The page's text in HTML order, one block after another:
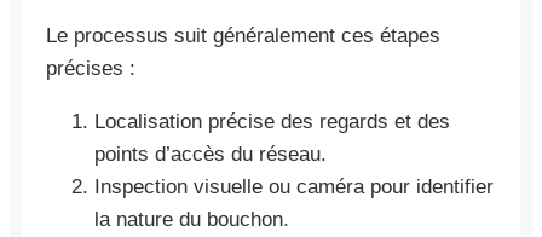
Le processus suit généralement ces étapes
précises :
Localisation précise des regards et des
points d’accès du réseau.
Inspection visuelle ou caméra pour identifier
la nature du bouchon.